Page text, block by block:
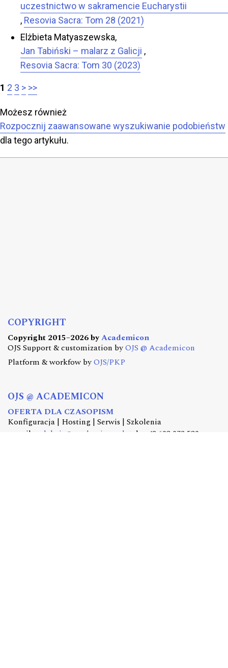
uczestnictwo w sakramencie Eucharystii
, Resovia Sacra: Tom 28 (2021)
Elżbieta Matyaszewska,
Jan Tabiński – malarz z Galicji ,
Resovia Sacra: Tom 30 (2023)
1 2 3 > >>
Możesz również
Rozpocznij zaawansowane wyszukiwanie podobieństw
dla tego artykułu.
COPYRIGHT
Copyright 2015–2026 byAcademicon
OJS Support & customization byOJS @ Academicon
Platform & workfow byOJS/PKP
OJS @ ACADEMICON
OFERTA DLA CZASOPISM
Konfiguracja | Hosting | Serwis | Szkolenia
e-mail:
redakcja@academicon.pl , tel.: +48 603 072 530